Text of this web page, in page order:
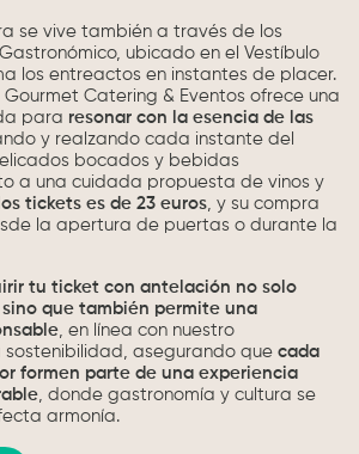
se vive también a través de los
ubicado en el Vestíbulo
los entreactos en instantes de placer.
Catering & Eventos ofrece una
para resonar con la esencia de las
y realzando cada instante del
bocados y bebidas
a una cuidada propuesta de vinos y
tickets es de 23 euros, y su compra
la apertura de puertas o durante la
tu ticket con antelación no solo
que también permite una
, en línea con nuestro
sostenibilidad, asegurando que cada
formen parte de una experiencia
, donde gastronomía y cultura se
armonía.